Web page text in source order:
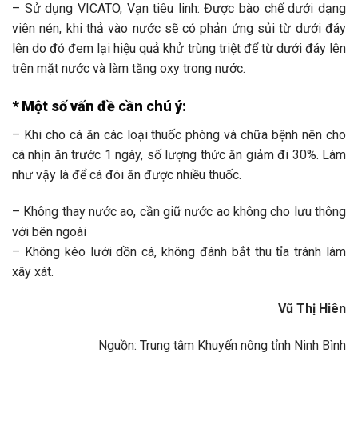
– Sử dụng VICATO, Vạn tiêu linh: Được bào chế dưới dạng
viên nén, khi thả vào nước sẽ có phản ứng sủi từ dưới đáy
lên do đó đem lại hiệu quả khử trùng triệt để từ dưới đáy lên
trên mặt nước và làm tăng oxy trong nước.
* Một số vấn đề cần chú ý:
– Khi cho cá ăn các loại thuốc phòng và chữa bệnh nên cho
cá nhịn ăn trước 1 ngày, số lượng thức ăn giảm đi 30%. Làm
như vậy là để cá đói ăn được nhiều thuốc.
– Không thay nước ao, cần giữ nước ao không cho lưu thông
với bên ngoài
– Không kéo lưới dồn cá, không đánh bắt thu tỉa tránh làm
xây xát.
Vũ Thị Hiên
Nguồn: Trung tâm Khuyến nông tỉnh Ninh Bình